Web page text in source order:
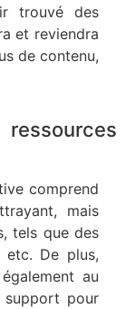
trouvé des
et reviendra
de contenu,
comprend
mais
tels que des
etc. De plus,
au
support pour